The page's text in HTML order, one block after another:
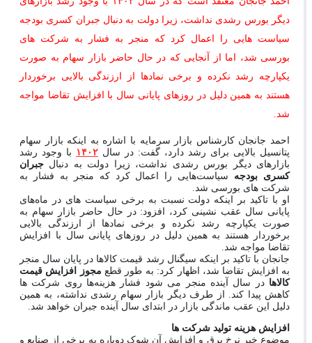
دیگر بورس رشدی نداشت، زیرا دولت به دنبال جبران کسری بودجه
سیاست هایی را اعمال کرد که منجر به فشار به شرکت های
بورسی شد، اما از آنجایی که در حال حاضر بازار سهام به صورت
یکپارچه رشد نکرده و برخی نمادها از ارزندگی بالایی برخوردار
هستند به همین دلیل در روزهای پایانی سال با افزایش تقاضا مواجه
شد.
احمد جانجان کارشناس بازار سرمایه با اشاره به اینکه بازار سهام
پتانسیل بالایی برای رشد دارد، گفت: در سال ۱۴۰۲ با وجود رشد
بازارهای دیگر بورس رشدی نداشت، زیرا دولت به دنبال جبران
کسری بودجه سیاست‌هایی را اعمال کرد که منجر به فشار به
شرکت های بورسی شد.
او با تاکید بر اینکه دولت نسبت به برخی سیاست های در ماه‌های
پایانی سال عقب نشینی کرد، افزود: در حال حاضر بازار سهام به
صورت یکپارچه رشد نکرده و برخی نمادها از ارزندگی بالایی
برخوردار هستند به همین دلیل در روزهای پایانی سال با افزایش
تقاضا مواجه شد.
جانجان با تاکید بر اینکه سیگنال رشد قیمت کالاها در پایان سال منجر
به افزایش تقاضا شد، اظهار کرد: به طور قطع مجوز افزایش قیمت
کالاها در سال آینده منجر می شود فشار هزینه‌ها روی شرکت ها
کاهش پیدا کند. از طرف دیگر بازار سهام رشدی نداشته، به همین
دلیل این عقب ماندگی بازار در ابتدای سال آینده جبران خواهد شد.
افزایش هزینه تولید شرکت ها
موضوع خبر نرخ برق و افزایش آن شوک دوباره به برخی از صنایع و